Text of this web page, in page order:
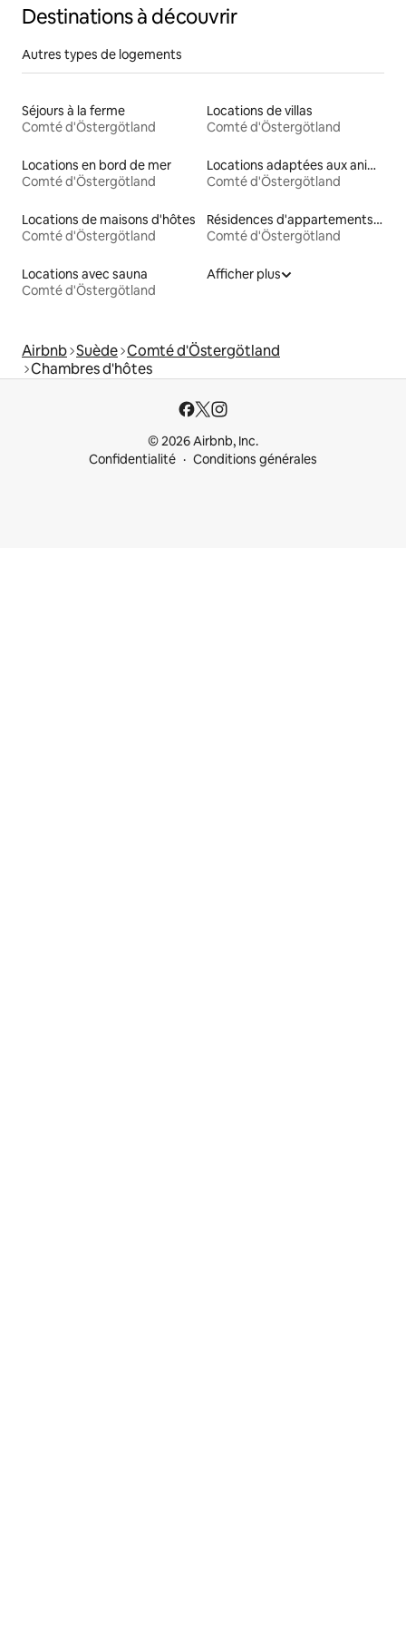
Destinations à découvrir
Autres types de logements
Séjours à la ferme
Comté d'Östergötland
Locations de villas
Comté d'Östergötland
Locations en bord de mer
Comté d'Östergötland
Locations adaptées aux animaux
Comté d'Östergötland
Locations de maisons d'hôtes
Comté d'Östergötland
Résidences d'appartements en location
Comté d'Östergötland
Locations avec sauna
Comté d'Östergötland
Afficher plus
Airbnb Suède Comté d'Östergötland
Chambres d'hôtes
© 2026 Airbnb, Inc.
Confidentialité
Conditions générales